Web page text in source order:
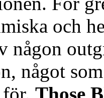
och
någon
något